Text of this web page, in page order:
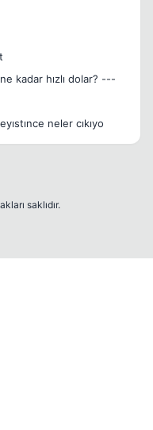
kadar hızlı dolar? ---
neler cıkıyo
saklıdır.